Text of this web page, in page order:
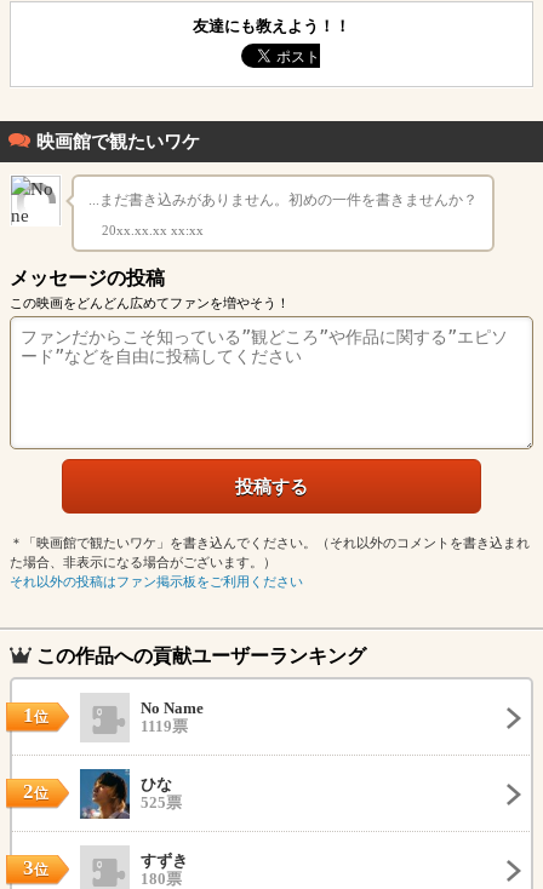
友達にも教えよう！！
映画館で観たいワケ
...まだ書き込みがありません。初めの一件を書きませんか？
20xx.xx.xx xx:xx
メッセージの投稿
この映画をどんどん広めてファンを増やそう！
＊「映画館で観たいワケ」を書き込んでください。（それ以外のコメントを書き込まれ
た場合、非表示になる場合がございます。）
それ以外の投稿はファン掲示板をご利用ください
この作品への貢献ユーザーランキング
1位
No Name
1119票
2位
ひな
525票
3位
すずき
180票